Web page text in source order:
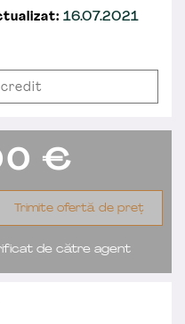
16.07.2021
credit
€
Trimite ofertă de preț
de către agent